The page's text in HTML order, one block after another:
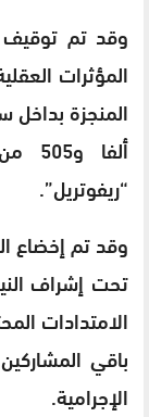
وقد تم توقيف
المؤثرات
“ريفوتريل”.
وقد تم إخضاع
تحت إشراف
الامتدادات
باقي
الإجرامية.